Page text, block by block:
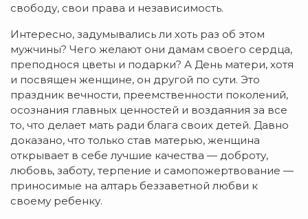
свободу, свои права и независимость.
Интересно, задумывались ли хоть раз об этом
мужчины? Чего желают они дамам своего сердца,
преподнося цветы и подарки? А День матери, хотя
и посвящен женщине, он другой по сути. Это
праздник вечности, преемственности поколений,
осознания главных ценностей и воздаяния за все
то, что делает мать ради блага своих детей. Давно
доказано, что только став матерью, женщина
открывает в себе лучшие качества — доброту,
любовь, заботу, терпение и самопожертвование —
приносимые на алтарь беззаветной любви к
своему ребенку.